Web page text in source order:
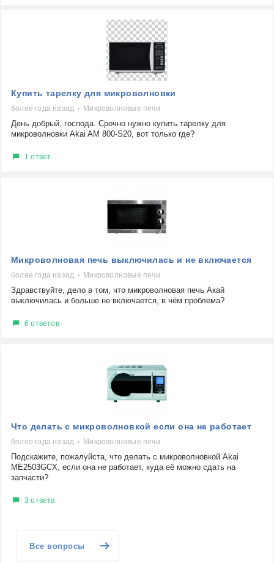
Купить тарелку для микроволновки
более года назад Микроволновые печи
День добрый, господа. Срочно нужно купить тарелку для
микроволновки Akai AM 800-S20, вот только где?
1 ответ
Микроволновая печь выключилась и не включается
более года назад Микроволновые печи
Здравствуйте, дело в том, что микроволновая печь Акай
выключилась и больше не включается, в чём проблема?
6 ответов
Что делать с микроволновкой если она не работает
более года назад Микроволновые печи
Подскажите, пожалуйста, что делать с микроволновкой Akai
ME2503GCX, если она не работает, куда её можно сдать на
запчасти?
3 ответа
Все вопросы